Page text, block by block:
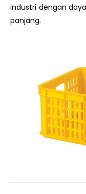
industri dengan
panjang.